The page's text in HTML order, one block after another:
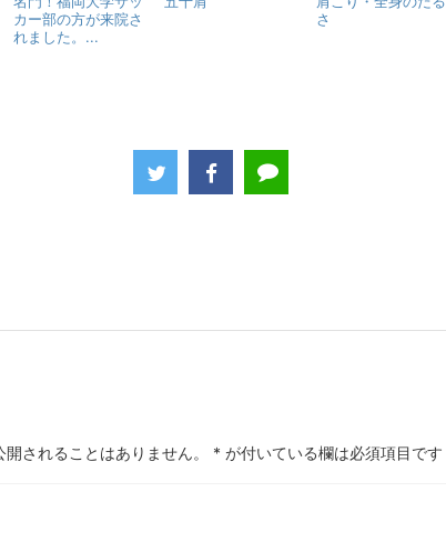
カー部の方が来院さ
れました。...
さ
されることはありません。 * が付いている欄は必須項目です